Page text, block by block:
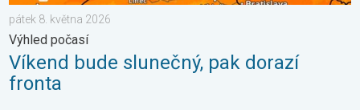
pátek 8. května 2026
Výhled počasí
Víkend bude slunečný, pak dorazí
fronta